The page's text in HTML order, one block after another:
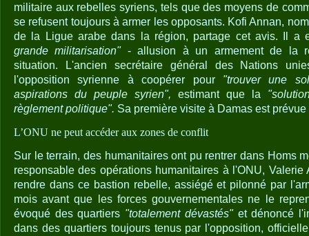
militaire aux rebelles syriens, tels que des moyens de
se refusent toujours à armer les opposants. Kofi Annan,
de la Ligue arabe dans la région, partage cet avis. Il a
grande militarisation"- allusion à un armement de la
situation. L'ancien secrétaire général des Nations
l'opposition syrienne à coopérer pour "trouver une
aspirations du peuple syrien", estimant que la
règlement politique". Sa première visite à Damas est prévue
L’ONU ne peut accéder aux zones de conflit
Sur le terrain, des humanitaires ont pu rentrer dans Homs
responsable des opérations humanitaires à l'ONU, Valerie
rendre dans ce bastion rebelle, assiégé et pilonné par
mois avant que les forces gouvernementales ne le
évoqué des quartiers "totalement dévastés"et dénoncé
dans des quartiers toujours tenus par l'opposition,